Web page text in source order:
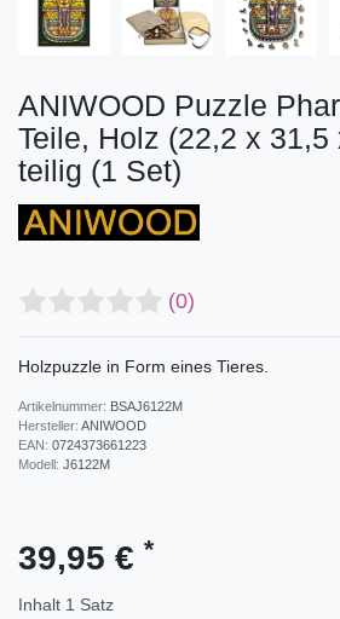
ANIWOOD Puzzle
Teile, Holz (22,2 x
teilig (1 Set)
(0)
Holzpuzzle in Form eines Tieres.
Artikelnummer: BSAJ6122M
Hersteller: ANIWOOD
EAN: 0724373661223
Modell: J6122M
39,95 € *
Inhalt 1 Satz